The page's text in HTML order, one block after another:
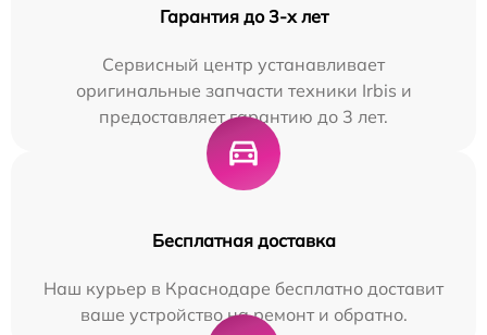
Гарантия до 3-х лет
Сервисный центр устанавливает
оригинальные запчасти техники Irbis и
предоставляет гарантию до 3 лет.
Бесплатная доставка
Наш курьер в Краснодаре бесплатно доставит
ваше устройство на ремонт и обратно.